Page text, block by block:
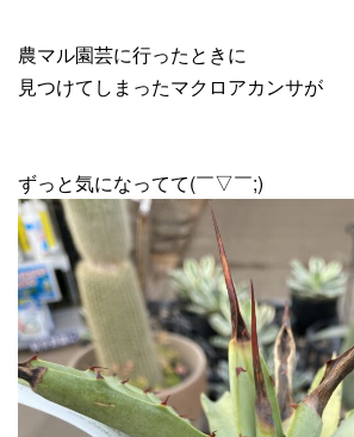
農マル園芸に行ったときに
見つけてしまったマクロアカンサが
ずっと気になってて(￣▽￣;)